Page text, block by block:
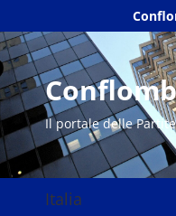
Il portale delle
Italia